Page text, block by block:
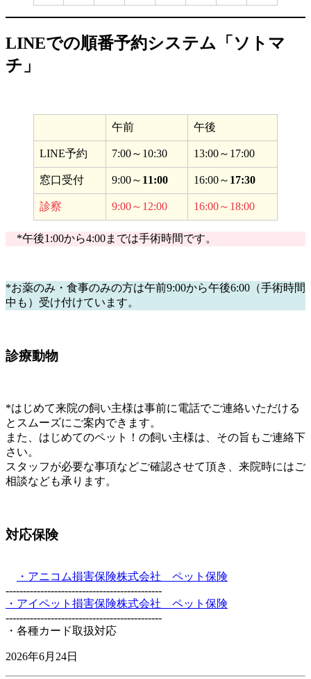
LINEでの順番予約システム「ソトマ
チ」
午前 午後
LINE予約 7:00～10:30 13:00～17:00
窓口受付 9:00～ 11:00 16:00～ 17:30
診察 9:00～12:00 16:00～18:00
*午後1:00から4:00までは手術時間です。
*お薬のみ・食事のみの方は午前9:00から午後6:00（手術時間
中も）受け付けています。
診療動物
*はじめて来院の飼い主様は事前に電話でご連絡いただける
とスムーズにご案内できます。
また、はじめてのペット！の飼い主様は、その旨もご連絡下
さい。
スタッフが必要な事項などご確認させて頂き、来院時にはご
相談なども承ります。
対応保険
・アニコム損害保険株式会社 ペット保険
---------------------------------------------
・アイペット損害保険株式会社 ペット保険
---------------------------------------------
・各種カード取扱対応
2026年6月24日